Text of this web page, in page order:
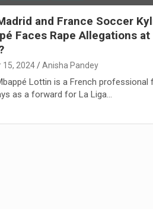
and France Soccer
Faces Rape Allegations at
15, 2024 Anisha Pandey
Lottin is a French professional
as a forward for La Liga…